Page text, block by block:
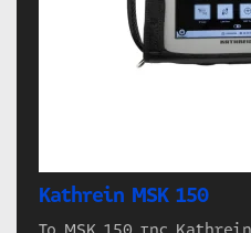
Kathrein MSK 150